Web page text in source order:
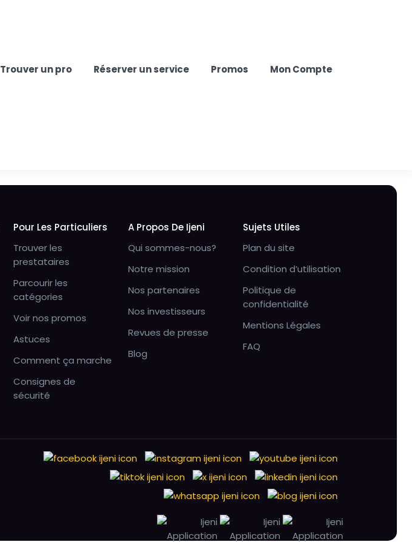
Trouver un pro Réserver un service Promos Mon Compte
Pour Les Particuliers
Trouver les
prestataires
Parcourir les
catégories
Voir nos promos
Astuces
Comment ça marche
Consignes de
sécurité
A Propos De Ijeni
Qui sommes-nous?
Notre mission
Nos partenaires
Nos investisseurs
Revues de presse
Blog
Sujets Utiles
Plan du site
Condition d’utilisation
Politique de
confidentialité
Mentions Légales
FAQ